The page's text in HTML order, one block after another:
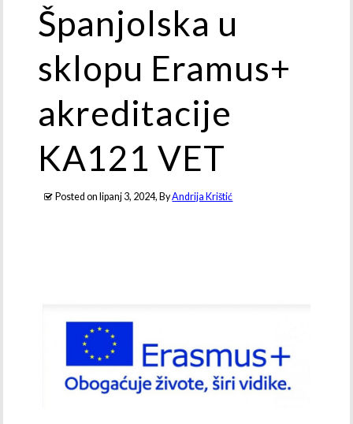
Španjolska u
sklopu Eramus+
akreditacije
KA121 VET
Posted on lipanj 3, 2024, ByAndrija Krištić